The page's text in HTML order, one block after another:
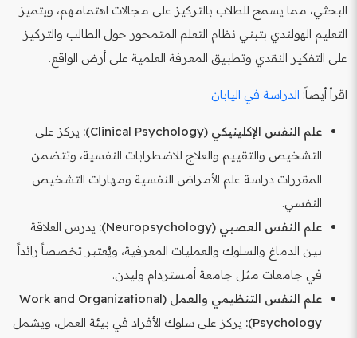
البحثي، مما يسمح للطلاب بالتركيز على مجالات اهتمامهم، ويتميز
التعليم الهولندي بتبني نظام التعلم المتمحور حول الطالب والتركيز
على التفكير النقدي وتطبيق المعرفة العلمية على أرض الواقع.
اقرأ أيضاً: الدراسة في اليابان
علم النفس الإكلينيكي (Clinical Psychology):
يركز على
التشخيص والتقييم والعلاج للاضطرابات النفسية، وتتضمن
المقررات دراسة علم الأمراض النفسية ومهارات التشخيص
النفسي.
علم النفس العصبي (Neuropsychology):
يدرس العلاقة
بين الدماغ والسلوك والعمليات المعرفية، ويُعتبر تخصصاً رائداً
في جامعات مثل جامعة أمستردام وليدن.
علم النفس التنظيمي والعمل (Work and Organizational
Psychology):
يركز على سلوك الأفراد في بيئة العمل، ويشمل